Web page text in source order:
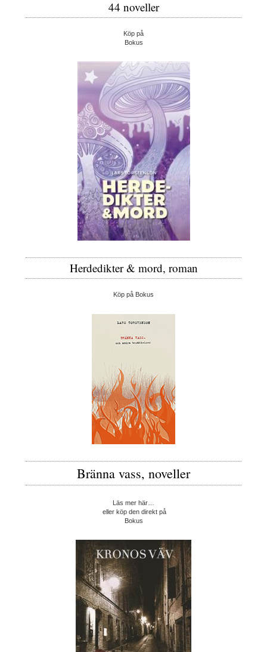
44 noveller
Köp på
Bokus
Herdedikter & mord, roman
Köp på Bokus
Bränna vass, noveller
Läs mer här…
eller köp den direkt på
Bokus